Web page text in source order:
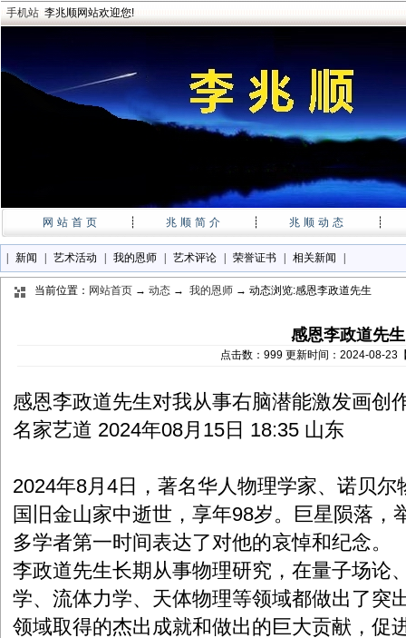
手机站 李兆顺网站欢迎您!
网站首页 ┊ 兆顺简介 ┊ 兆顺动态 ┊
新闻 艺术活动 我的恩师 艺术评论 荣誉证书 相关新闻
当前位置： 网站首页 → 动态 → 我的恩师 → 动态浏览:感恩李政道先生
感恩李政道先生
点击数：999 更新时间：2024-08-23
感恩李政道先生对我从事右脑潜能激发画创
名家艺道 2024年08月15日 18:35 山东
2024年8月4日，著名华人物理学家、诺贝
国旧金山家中逝世，享年98岁。巨星陨落，
多学者第一时间表达了对他的哀悼和纪念。
李政道先生长期从事物理研究，在量子场论
学、流体力学、天体物理等领域都做出了突
领域取得的杰出成就和做出的巨大贡献，促